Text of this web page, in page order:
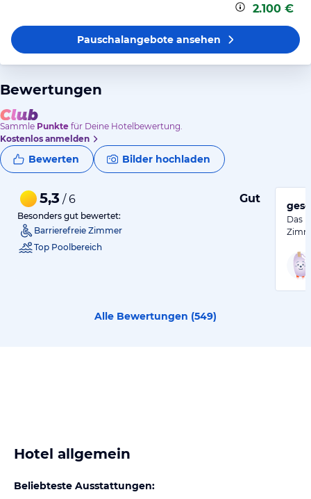
2.100 €
Pauschalangeboteansehen
Bewertungen
Sammle Punkte für Deine Hotelbewertung.
Kostenlos anmelden
Bewerten Bilder hochladen
5,3 / 6 Gut
Besonders gut bewertet:
Barrierefreie Zimmer
Top Poolbereich
Das
Alle Bewertungen (549)
Hotel allgemein
Beliebteste Ausstattungen: